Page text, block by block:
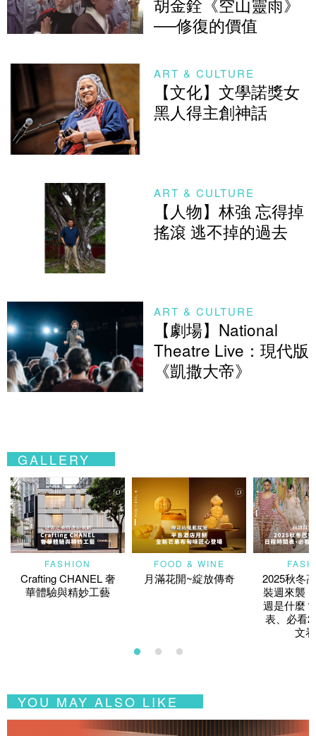
──修復的價值
ART & CULTURE
【文化】文學諾獎女
黑人得主創神話
ART & CULTURE
【人物】林強 忘得掉
搖滾 逃不掉的過去
ART & CULTURE
【劇場】National
Theatre Live：現代版
《凱撒大帝》
GALLERY
FASHION
Crafting CHANEL 奢
華體驗與精妙工藝
FOOD & WINE
月滿花開~綻放傳奇
2025秋冬
裝週來襲
週是什麼
表、必看
文
YOU MAY ALSO LIKE